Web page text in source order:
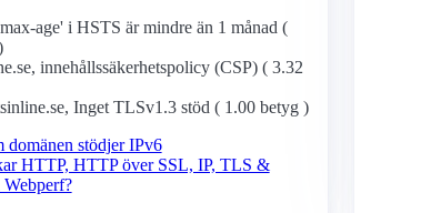
age' i HSTS är mindre än 1 månad (
innehållssäkerhetspolicy (CSP) ( 3.32
Inget TLSv1.3 stöd ( 1.00 betyg )
domänen stödjer IPv6
HTTP, HTTP över SSL, IP, TLS &